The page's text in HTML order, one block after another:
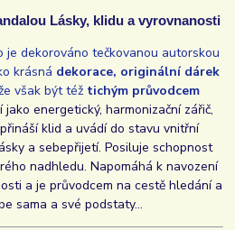
Lásky, klidu a vyrovnanosti
je dekorováno tečkovanou autorskou
krásná dekorace, originální dárek
však být též tichým průvodcem
energetický, harmonizační zářič,
klid a uvádí do stavu vnitřní
a sebepřijetí. Posiluje schopnost
nadhledu. Napomáhá k navození
a je průvodcem na cestě hledání a
sama a své podstaty...